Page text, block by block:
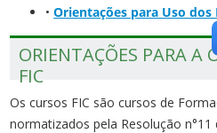
•Orientações para Uso dos
ORIENTAÇÕES PARA A
FIC
Os cursos FIC são cursos de
normatizados pela Resolução